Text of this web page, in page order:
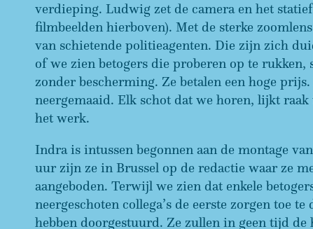
verdieping. Ludwig zet de camera en het
filmbeelden hierboven). Met de sterke
van schietende politieagenten. Die zijn zich
of we zien betogers die proberen op te
zonder bescherming. Ze betalen een hoge
neergemaaid. Elk schot dat we horen, lijkt
het werk.
Indra is intussen begonnen aan de montage
uur zijn ze in Brussel op de redactie waar ze
aangeboden. Terwijl we zien dat enkele
neergeschoten collega’s de eerste zorgen toe
hebben doorgestuurd. Ze zullen in geen tijd de